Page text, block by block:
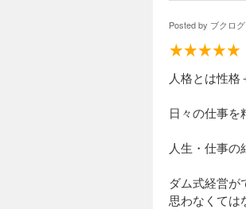
Posted by ブクログ
人格とは性格
日々の仕事を
人生・仕事
ダム式経営が
思わなくては